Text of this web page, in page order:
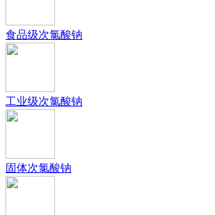
食品级次氯酸钠
工业级次氯酸钠
固体次氯酸钠